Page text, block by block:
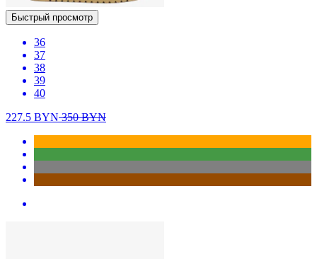
Быстрый просмотр
36
37
38
39
40
227.5 BYN350BYN